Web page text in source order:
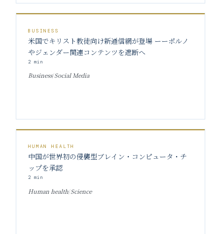
BUSINESS
米国でキリスト教徒向け新通信網が登場 ーーポルノ
やジェンダー関連コンテンツを遮断へ
2 min
Business/Social Media
HUMAN HEALTH
中国が世界初の侵襲型ブレイン・コンピュータ・チ
ップを承認
2 min
Human health/Science